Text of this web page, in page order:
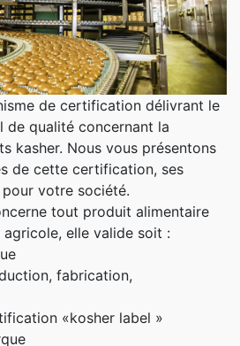
de certification délivrant le
de qualité concernant la
kasher. Nous vous présentons
de cette certification, ses
votre société.
tout produit alimentaire
agricole, elle valide soit :
fabrication,
«kosher label »